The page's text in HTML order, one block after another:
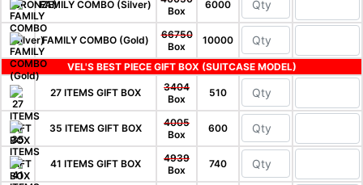
FAMILY COMBO (Silver)
Box
6000
FAMILY COMBO (Gold)
66750
Box
10000
VEL'S BEST PIECE GIFT BOX (SUITCASE MODEL)
27 ITEMS GIFT BOX
3404
Box
510
35 ITEMS GIFT BOX
4005
Box
600
41 ITEMS GIFT BOX
4939
Box
740